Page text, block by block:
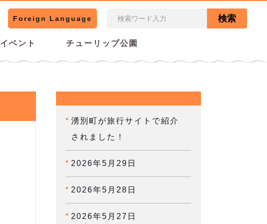
イベント チューリップ公園
Foreign Language 検索
湧別町が旅行サイトで紹介
されました！
2026年5月29日
2026年5月28日
2026年5月27日